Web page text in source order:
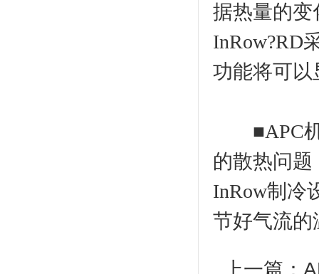
据热量的变
InRow?RD
功能将可以
■APC机
的散热问题
InRow制冷
节好气流的
上一篇：